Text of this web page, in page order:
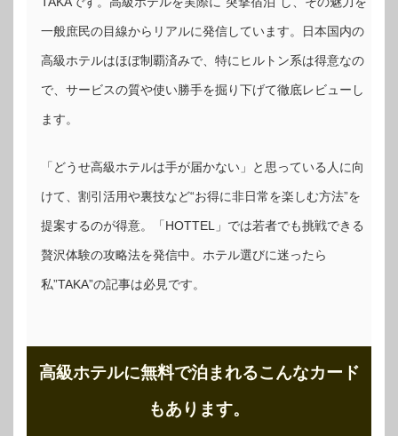
一般庶民の目線からリアルに発信しています。日本国内の
高級ホテルはほぼ制覇済みで、特にヒルトン系は得意なの
で、サービスの質や使い勝手を掘り下げて徹底レビューし
ます。
「どうせ高級ホテルは手が届かない」と思っている人に向
けて、割引活用や裏技など“お得に非日常を楽しむ方法”を
提案するのが得意。「HOTTEL」では若者でも挑戦できる
贅沢体験の攻略法を発信中。ホテル選びに迷ったら
私”TAKA”の記事は必見です。
高級ホテルに無料で泊まれるこんなカード
もあります。